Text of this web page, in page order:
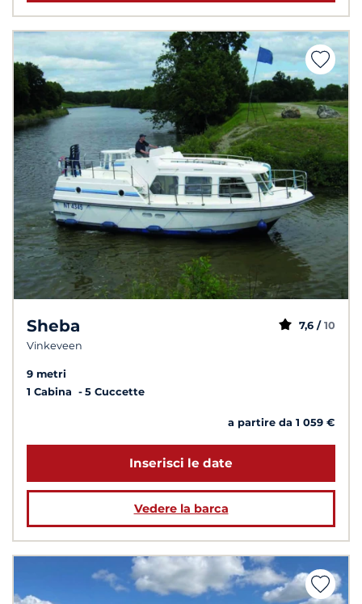
Sheba
Vinkeveen
7,6 / 10
9 metri
1 Cabina
5 Cuccette
a partire da 1 059 €
Inserisci le date
Vedere la barca